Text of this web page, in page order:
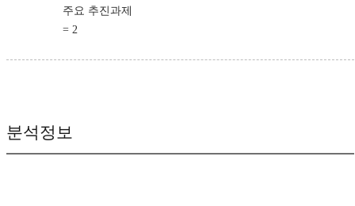
주요 추진과제
= 2
분석정보